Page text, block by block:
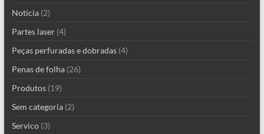
Notícia(2)
Partes laser(4)
Peças perfuradas e dobradas(4)
Penas de folha(26)
Produtos(19)
Sem categoria(2)
Servico(3)